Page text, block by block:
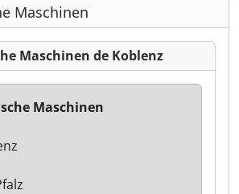
Maschinen
Maschinen de Koblenz
Maschinen